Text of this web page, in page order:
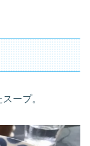
ープ。